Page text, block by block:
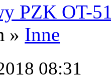
PZK OT-51
» Inne
08:31